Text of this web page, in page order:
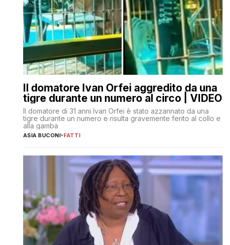
Il domatore Ivan Orfei aggredito da una
tigre durante un numero al circo | VIDEO
Il domatore di 31 anni Ivan Orfei è stato azzannato da una
tigre durante un numero e risulta gravemente ferito al collo e
alla gamba
ASIA BUCONI-FATTI